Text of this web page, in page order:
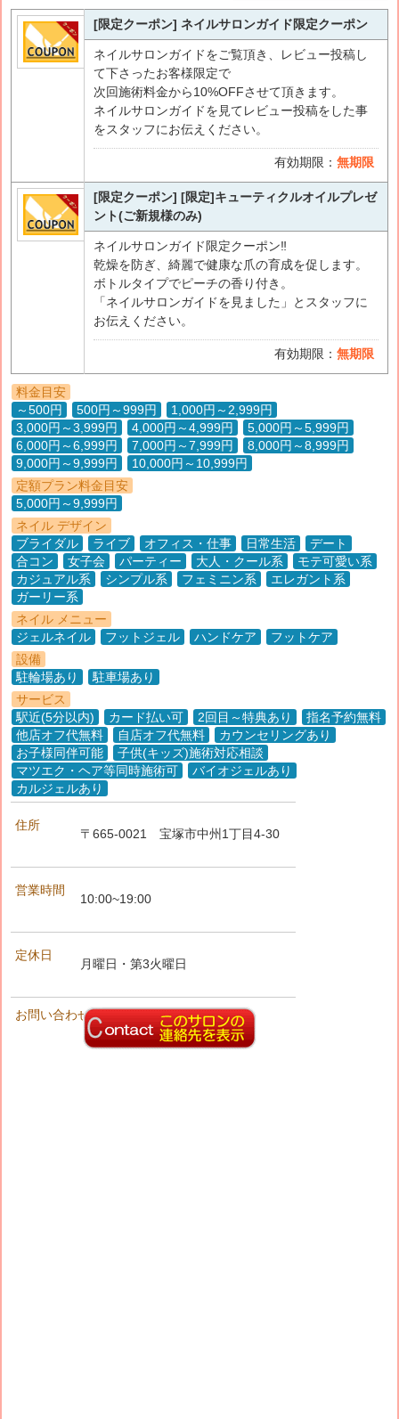
このページをプリントする
[限定クーポン] ネイルサロンガイド限定クーポン
ネイルサロンガイドをご覧頂き、レビュー投稿し
て下さったお客様限定で
次回施術料金から10%OFFさせて頂きます。
ネイルサロンガイドを見てレビュー投稿をした事
をスタッフにお伝えください。
有効期限： 無期限
[限定クーポン] [限定]キューティクルオイルプレゼ
ント(ご新規様のみ)
ネイルサロンガイド限定クーポン‼︎
乾燥を防ぎ、綺麗で健康な爪の育成を促します。
ボトルタイプでピーチの香り付き。
「ネイルサロンガイドを見ました」とスタッフに
お伝えください。
有効期限： 無期限
料金目安
～500円
500円～999円
1,000円～2,999円
3,000円～3,999円
4,000円～4,999円
5,000円～5,999円
6,000円～6,999円
7,000円～7,999円
8,000円～8,999円
9,000円～9,999円
10,000円～10,999円
定額プラン料金目安
5,000円～9,999円
ネイル デザイン
ブライダル
ライブ オフィス・仕事 日常生活
デート
合コン
女子会 パーティー 大人・クール系
モテ可愛い系
カジュアル系
シンプル系 フェミニン系
エレガント系
ガーリー系
ネイル メニュー
ジェルネイル
フットジェル ハンドケア
フットケア
設備
駐輪場あり
駐車場あり
サービス
駅近(5分以内)
カード払い可 2回目～特典あり
指名予約無料
他店オフ代無料
自店オフ代無料
カウンセリングあり
お子様同伴可能
子供(キッズ)施術対応相談
マツエク・ヘア等同時施術可
バイオジェルあり
カルジェルあり
住所
〒665-0021 宝塚市中州1丁目4-30
営業時間
10:00~19:00
定休日
月曜日・第3火曜日
お問い合わせ先